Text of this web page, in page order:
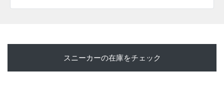
スニーカーの在庫をチェック